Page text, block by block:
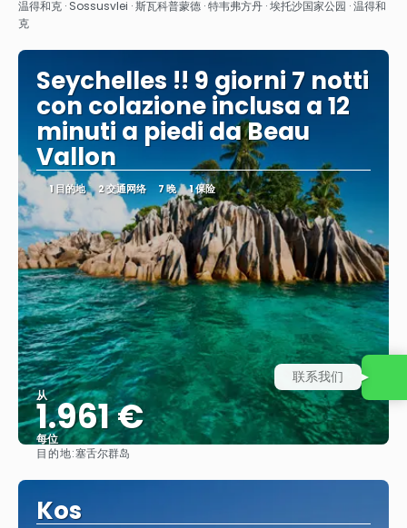
看到
温得和克 · Sossusvlei · 斯瓦科普蒙德 · 特韦弗方丹 · 埃托沙国家公园 · 温得和
克
Seychelles !! 9 giorni 7 notti
con colazione inclusa a 12
minuti a piedi da Beau
Vallon
1 目的地 2 交通网络 7 晚 1 保险
从
1.961 €
每位
目的地:塞舌尔群岛
Kos
联系我们